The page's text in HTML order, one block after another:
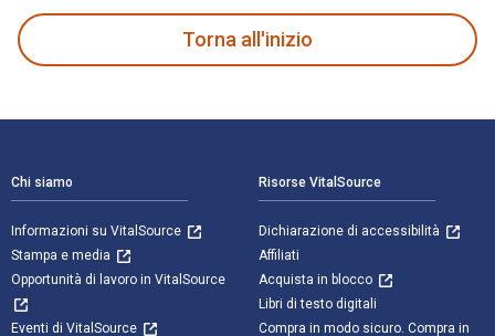
Torna all'inizio
Chi siamo
Informazioni su VitalSource
Stampa e media
Opportunità di lavoro in VitalSource
Eventi di VitalSource
Risorse VitalSource
Dichiarazione di accessibilità
Affiliati
Acquista in blocco
Libri di testo digitali
Compra in modo sicuro. Compra in